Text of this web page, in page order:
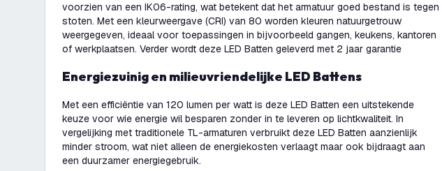
voorzien van een IK06-rating, wat betekent dat het armatuur goed bestand is tegen
stoten. Met een kleurweergave (CRI) van 80 worden kleuren natuurgetrouw
weergegeven, ideaal voor toepassingen in bijvoorbeeld gangen, keukens, kantoren
of werkplaatsen. Verder wordt deze LED Batten geleverd met 2 jaar garantie
Energiezuinig en milieuvriendelijke LED Battens
Met een efficiëntie van 120 lumen per watt is deze LED Batten een uitstekende
keuze voor wie energie wil besparen zonder in te leveren op lichtkwaliteit. In
vergelijking met traditionele TL-armaturen verbruikt deze LED Batten aanzienlijk
minder stroom, wat niet alleen de energiekosten verlaagt maar ook bijdraagt aan
een duurzamer energiegebruik.